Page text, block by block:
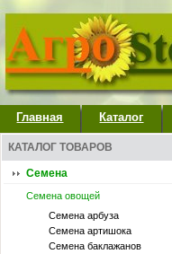
Главная Каталог
КАТАЛОГ ТОВАРОВ
Семена
Семена овощей
Семена арбуза
Семена артишока
Семена баклажанов